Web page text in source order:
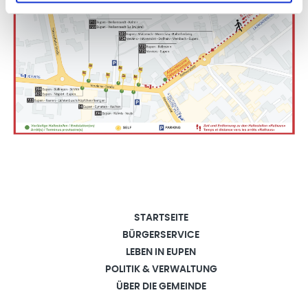
STARTSEITE
BÜRGERSERVICE
LEBEN IN EUPEN
POLITIK & VERWALTUNG
ÜBER DIE GEMEINDE